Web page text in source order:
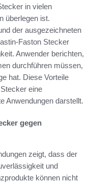
in vielen
überlegen ist.
der ausgezeichneten
Faston Stecker
Anwender berichten,
durchführen müssen,
hat. Diese Vorteile
eine
Anwendungen darstellt.
gegen
zeigt, dass der
und
können nicht